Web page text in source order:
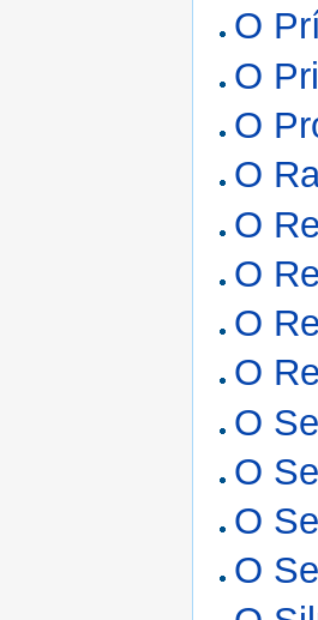
O
O
O
O
O
O
O
O
O
O
O
O